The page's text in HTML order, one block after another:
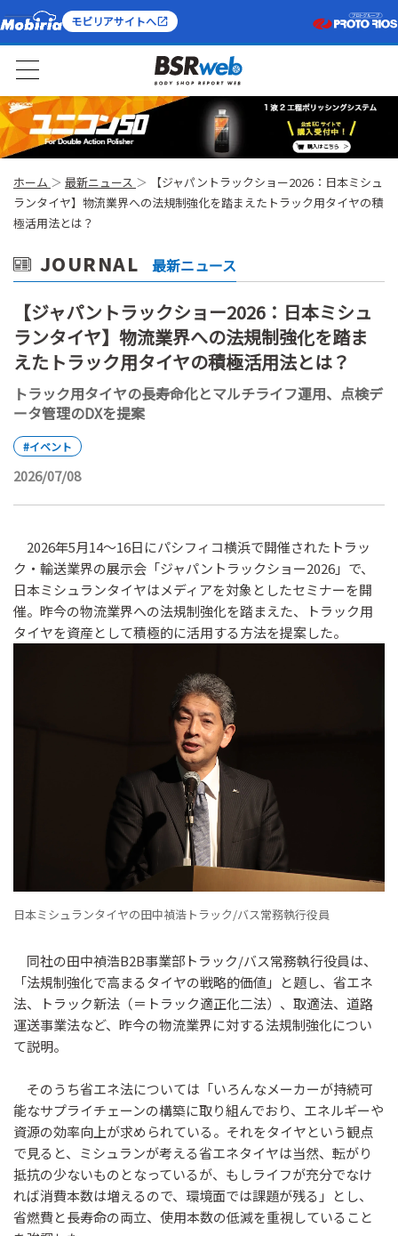
モビリアサイトへ
ホーム 最新ニュース
【ジャパントラックショー2026：日本ミシュ
ランタイヤ】物流業界への法規制強化を踏まえたトラック用タイヤの積
極活用法とは？
JOURNAL 最新ニュース
【ジャパントラックショー2026：日本ミシュ
ランタイヤ】物流業界への法規制強化を踏ま
えたトラック用タイヤの積極活用法とは？
トラック用タイヤの長寿命化とマルチライフ運用、点検デ
ータ管理のDXを提案
#イベント
2026/07/08
2026年5月14～16日にパシフィコ横浜で開催されたトラッ
ク・輸送業界の展示会「ジャパントラックショー2026」で、
日本ミシュランタイヤはメディアを対象としたセミナーを開
催。昨今の物流業界への法規制強化を踏まえた、トラック用
タイヤを資産として積極的に活用する方法を提案した。
日本ミシュランタイヤの田中禎浩トラック/バス常務執行役員
同社の田中禎浩B2B事業部トラック/バス常務執行役員は、
「法規制強化で高まるタイヤの戦略的価値」と題し、省エネ
法、トラック新法（＝トラック適正化二法）、取適法、道路
運送事業法など、昨今の物流業界に対する法規制強化につい
て説明。
そのうち省エネ法については「いろんなメーカーが持続可
能なサプライチェーンの構築に取り組んでおり、エネルギーや
資源の効率向上が求められている。それをタイヤという観点
で見ると、ミシュランが考える省エネタイヤは当然、転がり
抵抗の少ないものとなっているが、もしライフが充分でなけ
れば消費本数は増えるので、環境面では課題が残る」とし、
省燃費と長寿命の両立、使用本数の低減を重視していること